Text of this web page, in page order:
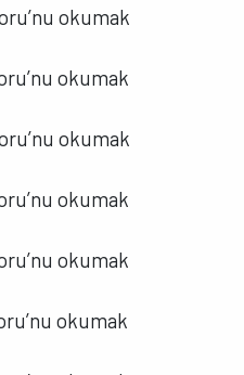
okumak
okumak
okumak
okumak
okumak
okumak